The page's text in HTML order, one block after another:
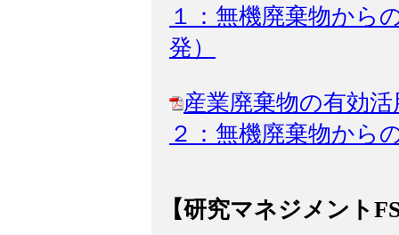
１：無機廃棄物から
発）
産業廃棄物の有効
２：無機廃棄物から
【研究マネジメント